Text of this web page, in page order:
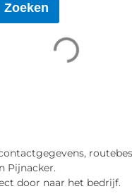
Zoeken
Pijnacker.
door naar het bedrijf.